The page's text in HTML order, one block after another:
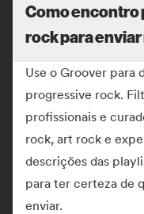
Como encontro
rock para
Use o Groover para
progressive rock.
profissionais e
rock, art rock e
descrições das
para ter certeza de
enviar.